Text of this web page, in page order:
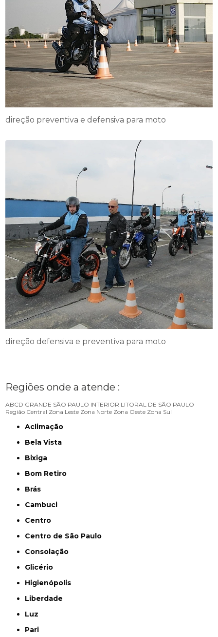
direção preventiva e defensiva para moto
direção defensiva e preventiva para moto
Regiões onde a atende :
ABCD GRANDE SÃO PAULO INTERIOR LITORAL DE SÃO PAULO
Região Central Zona Leste Zona Norte Zona Oeste Zona Sul
Aclimação
Bela Vista
Bixiga
Bom Retiro
Brás
Cambuci
Centro
Centro de São Paulo
Consolação
Glicério
Higienópolis
Liberdade
Luz
Pari